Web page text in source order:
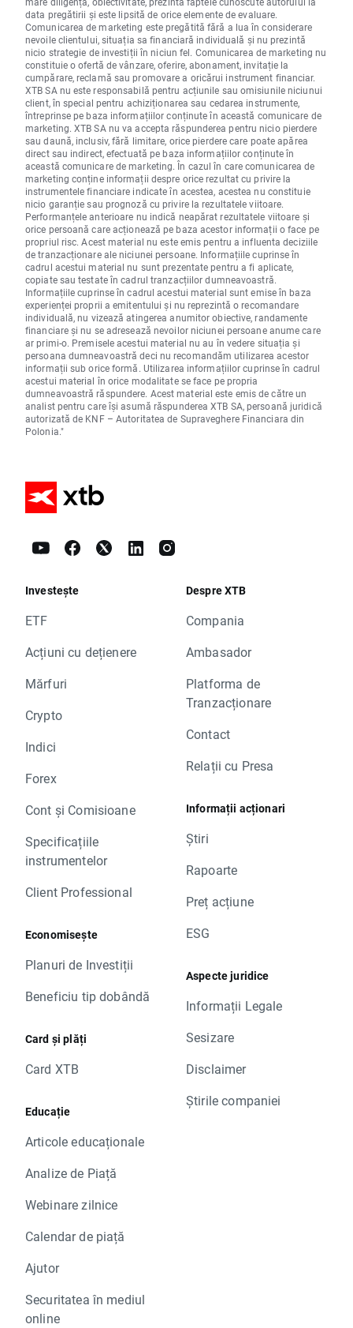
data pregătirii și este lipsită de orice elemente de evaluare.
Comunicarea de marketing este pregătită fără a lua în considerare
nevoile clientului, situația sa financiară individuală și nu prezintă
nicio strategie de investiții în niciun fel. Comunicarea de marketing nu
constituie o ofertă de vânzare, oferire, abonament, invitație la
cumpărare, reclamă sau promovare a oricărui instrument financiar.
XTB SA nu este responsabilă pentru acțiunile sau omisiunile niciunui
client, în special pentru achiziționarea sau cedarea instrumente,
întreprinse pe baza informațiilor conținute în această comunicare de
marketing. XTB SA nu va accepta răspunderea pentru nicio pierdere
sau daună, inclusiv, fără limitare, orice pierdere care poate apărea
direct sau indirect, efectuată pe baza informațiilor conținute în
această comunicare de marketing. În cazul în care comunicarea de
marketing conține informații despre orice rezultat cu privire la
instrumentele financiare indicate în acestea, acestea nu constituie
nicio garanție sau prognoză cu privire la rezultatele viitoare.
Performanțele anterioare nu indică neapărat rezultatele viitoare și
orice persoană care acționează pe baza acestor informații o face pe
propriul risc. Acest material nu este emis pentru a influenta deciziile
de tranzacționare ale niciunei persoane. Informațiile cuprinse în
cadrul acestui material nu sunt prezentate pentru a fi aplicate,
copiate sau testate în cadrul tranzacțiilor dumneavoastră.
Informațiile cuprinse în cadrul acestui material sunt emise în baza
experienței proprii a emitentului și nu reprezintă o recomandare
individuală, nu vizează atingerea anumitor obiective, randamente
financiare și nu se adresează nevoilor niciunei persoane anume care
ar primi-o. Premisele acestui material nu au în vedere situația și
persoana dumneavoastră deci nu recomandăm utilizarea acestor
informații sub orice formă. Utilizarea informațiilor cuprinse în cadrul
acestui material în orice modalitate se face pe propria
dumneavoastră răspundere. Acest material este emis de către un
analist pentru care își asumă răspunderea XTB SA, persoană juridică
autorizată de KNF – Autoritatea de Supraveghere Financiara din
Polonia."
Investește
ETF
Acțiuni cu dețienere
Mărfuri
Crypto
Indici
Forex
Cont și Comisioane
Specificațiile
instrumentelor
Client Professional
Economisește
Planuri de Investiții
Beneficiu tip dobândă
Card și plăți
Card XTB
Educație
Articole educaționale
Analize de Piață
Webinare zilnice
Calendar de piață
Ajutor
Securitatea în mediul
online
Despre XTB
Compania
Ambasador
Platforma de
Tranzacționare
Contact
Relații cu Presa
Informații acționari
Știri
Rapoarte
Preț acțiune
ESG
Aspecte juridice
Informații Legale
Sesizare
Disclaimer
Știrile companiei